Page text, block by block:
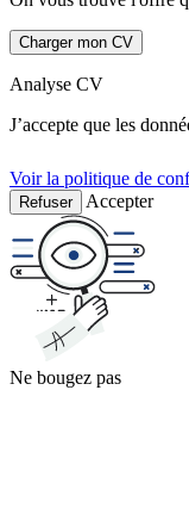
Charger mon CV
Analyse CV
J’accepte que les
Voir la politique de
Refuser Accepter
Ne bougez pas